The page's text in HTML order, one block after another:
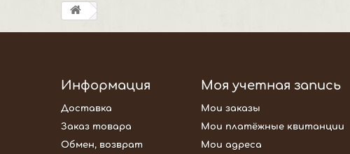
Информация
Доставка
Заказ товара
Обмен, возврат
Моя учетная запись
Мои заказы
Мои платёжные квитанции
Мои адреса